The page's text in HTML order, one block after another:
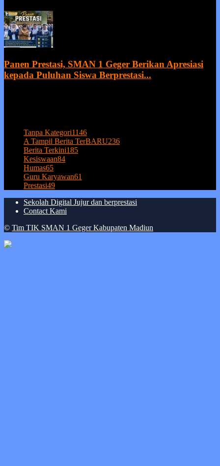
Panen Prestasi, SMAN 1 Geger Berikan Apresiasi
kepada Puluhan Siswa Berprestasi...
Tanpa Kategori1146
A Tampil Berita TerBARU236
Berita Terkini185
Kesiswaan84
Humas65
Guru Karyawan61
Prestasi49
Sekolah Digital Jujur dan berprestasi
Contact Kami
© Tim TIK SMAN 1 Geger Kabupaten Madiun